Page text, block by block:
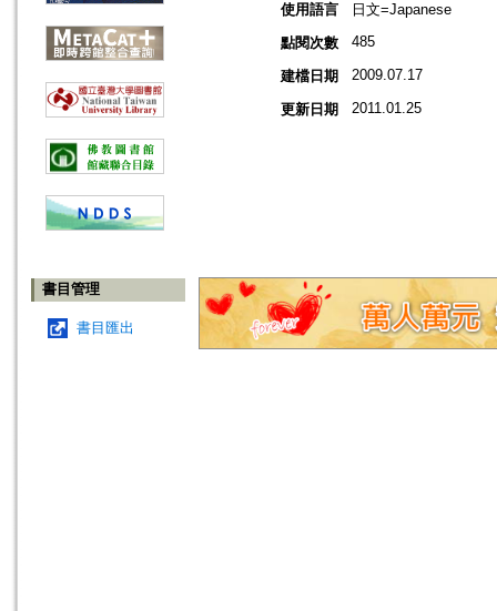
書目管理
書目匯出
使用語言
日文=Japanese
點閱次數
485
建檔日期 2009.07.17
更新日期 2011.01.25